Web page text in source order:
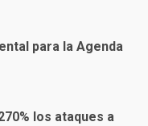
para la Agenda
los ataques a